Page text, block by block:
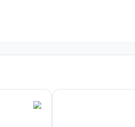
یک ابزار همراه برای مطالعه در هر
خوانا باعث می‌شوند چشم مخاطب در